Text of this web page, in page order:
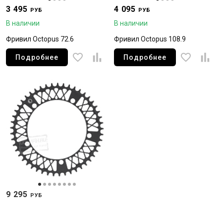
3 495 РУБ
В наличии
Фривил Octopus 72.6
Подробнее
4 095 РУБ
В наличии
Фривил Octopus 108.9
Подробнее
9 295 РУБ